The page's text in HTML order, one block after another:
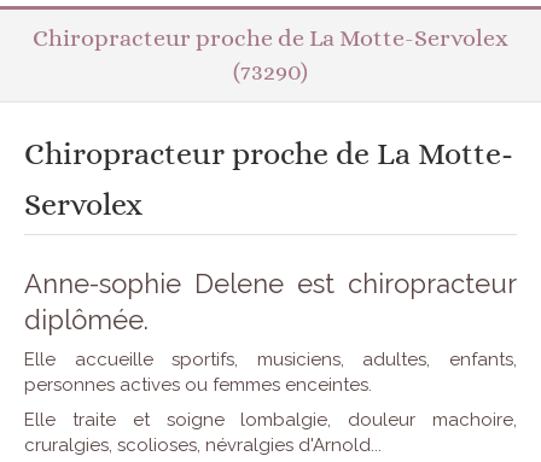
Chiropracteur proche de La Motte-Servolex
(73290)
Chiropracteur proche de La Motte-
Servolex
Anne-sophie Delene est chiropracteur
diplômée.
Elle accueille sportifs, musiciens, adultes, enfants,
personnes actives ou femmes enceintes.
Elle traite et soigne lombalgie, douleur machoire,
cruralgies, scolioses, névralgies d'Arnold...